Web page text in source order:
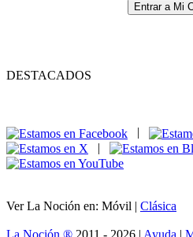
Entrar a Mi
DESTACADOS
|
Ver La Noción en: Móvil | Clásica